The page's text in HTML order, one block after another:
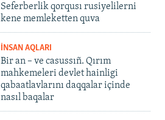
Seferberlik qorqusı rusiyelilerni
kene memleketten quva
İNSAN AQLARI
Bir an – ve casussıñ. Qırım
mahkemeleri devlet hainligi
qabaatlavlarını daqqalar içinde
nasıl baqalar